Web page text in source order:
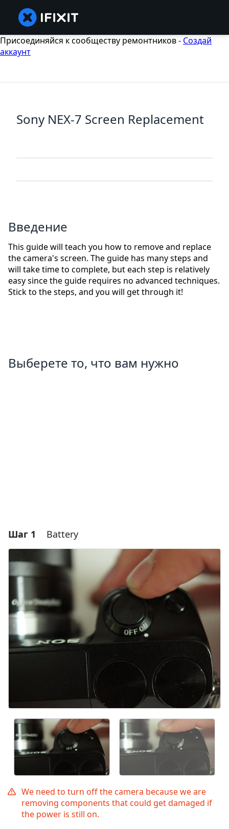
Присоединяйся к сообществу ремонтников - Создай
аккаунт
Sony NEX-7 Screen Replacement
Введение
This guide will teach you how to remove and replace
the camera's screen. The guide has many steps and
will take time to complete, but each step is relatively
easy since the guide requires no advanced techniques.
Stick to the steps, and you will get through it!
Выберете то, что вам нужно
Шаг 1 Battery
We need to turn off the camera because we are
removing components that could get damaged if
the power is still on.